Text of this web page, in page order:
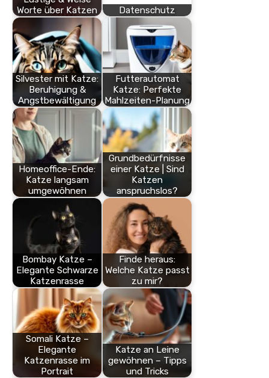
Worte über Katzen
Datenschutz
Silvester mit Katze:
Beruhigung &
Angstbewältigung
Futterautomat
Katze: Perfekte
Mahlzeiten-Planung
Homeoffice-Ende:
Katze langsam
umgewöhnen
Grundbedürfnisse
einer Katze | Sind
Katzen
anspruchslos?
Bombay Katze –
Elegante Schwarze
Katzenrasse
Finde heraus:
Welche Katze passt
zu mir?
Somali Katze –
Elegante
Katzenrasse im
Portrait
Katze an Leine
gewöhnen – Tipps
und Tricks